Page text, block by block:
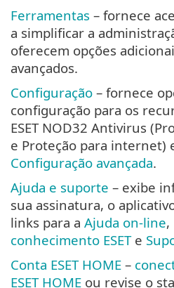
Ferramentas – fornece
a simplificar a
oferecem opções
avançados.
Configuração – fornece
configuração para os
ESET NOD32 Antivirus
e Proteção para internet)
Configuração avançada.
Ajuda e suporte – exibe
sua assinatura, o
links para a Ajuda on-line,
conhecimento ESETe
Conta ESET HOME –
ESET HOME ou revise o